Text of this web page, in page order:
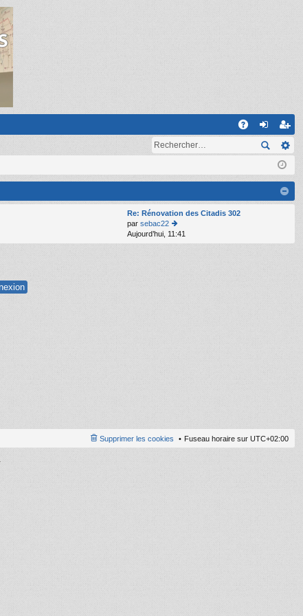
on
on
ns
cri
pti
on
Re: Rénovation des Citadis 302
par sebac22
o
n
Aujourd’hui, 11:41
Fuseau horaire sur UTC+02:00
Supprimer les cookies